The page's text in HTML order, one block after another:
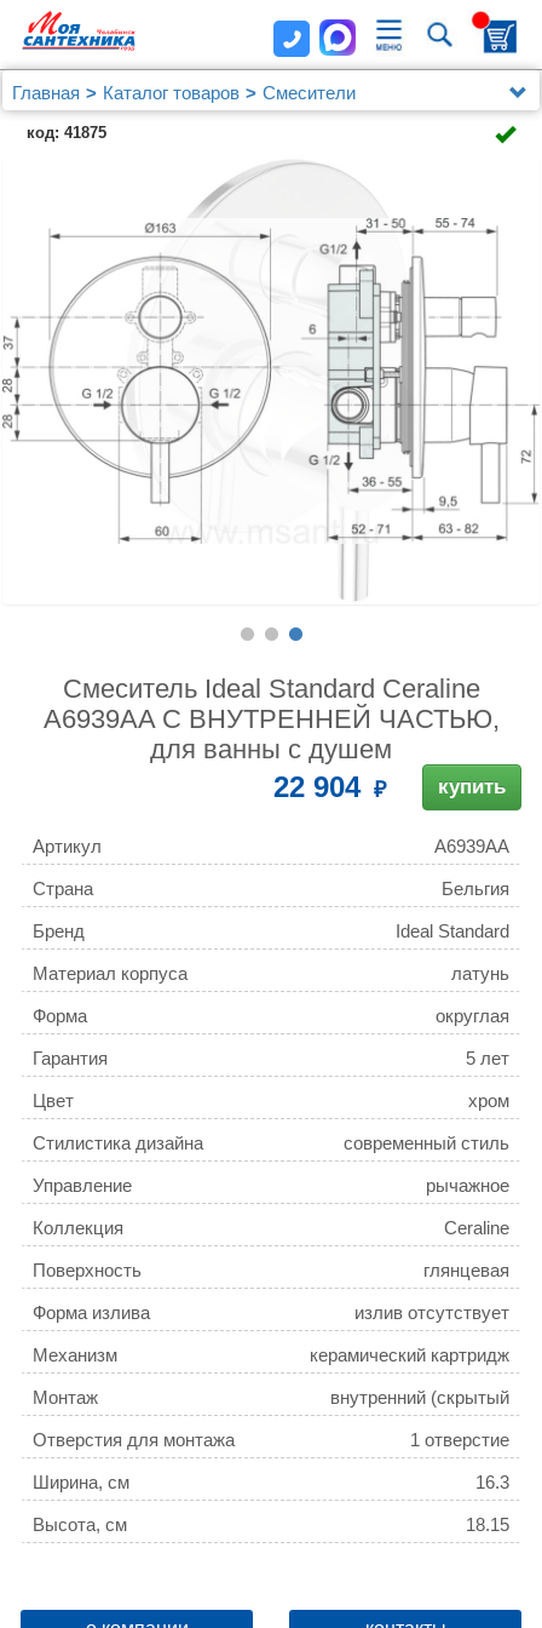
Главная Каталог товаров
Смесители
Для ванны с душем
Смеситель Ideal Standard Ceraline A6939AA С
ВНУТРЕННЕЙ ЧАСТЬЮ, для ванны с душем
код: 41875
Смеситель Ideal Standard Ceraline
A6939AA С ВНУТРЕННЕЙ ЧАСТЬЮ,
для ванны с душем
22 904 купить
Артикул A6939AA
Страна Бельгия
Бренд Ideal Standard
Материал корпуса латунь
Форма округлая
Гарантия 5 лет
Цвет хром
Стилистика дизайна современный стиль
Управление рычажное
Коллекция Ceraline
Поверхность глянцевая
Форма излива излив отсутствует
Механизм керамический картридж
Монтаж
внутренний (скрытый
монтаж)
Отверстия для монтажа
1 отверстие
Ширина, см 16.3
Высота, см 18.15
Ограничение температуры
есть